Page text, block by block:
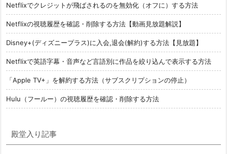
Netflixでクレジットが飛ばされるのを無効化（オフに）する方法
Netflixの視聴履歴を確認・削除する方法【動画見放題解説】
Disney+(ディズニープラス)に入会,退会(解約)する方法【見放題】
Netflixで英語字幕・音声など言語別に作品を絞り込んで表示する方法
「Apple TV+」を解約する方法（サブスクリプションの停止）
Hulu（フールー）の視聴履歴を確認・削除する方法
殿堂入り記事